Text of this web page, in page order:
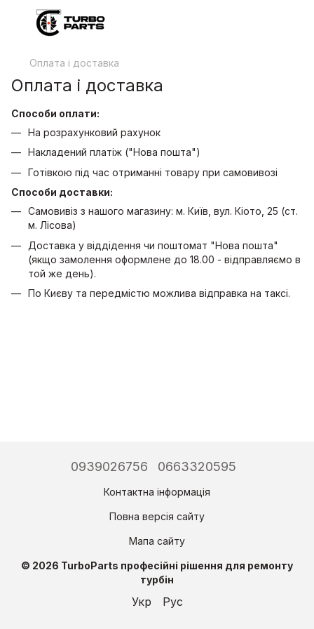
Оплата і доставка
Оплата і доставка
Способи оплати:
На розрахунковий рахунок
Накладений платіж ("Нова пошта")
Готівкою під час отриманні товару при самовивозі
Способи доставки:
Самовивіз з нашого магазину: м. Київ, вул. Кіото, 25 (ст.
м. Лісова)
Доставка у віддідення чи поштомат "Нова пошта"
(якщо замолення оформлене до 18.00 - відправляємо в
той же день).
По Києву та передмістю можлива відправка на таксі.
0939026756 0663320595
Контактна інформація
Повна версія сайту
Мапа сайту
© 2026 TurboParts професійні рішення для ремонту
турбін
Укр Рус